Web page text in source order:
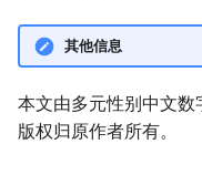
其他信息
本文由多元性别中文数
版权归原作者所有。